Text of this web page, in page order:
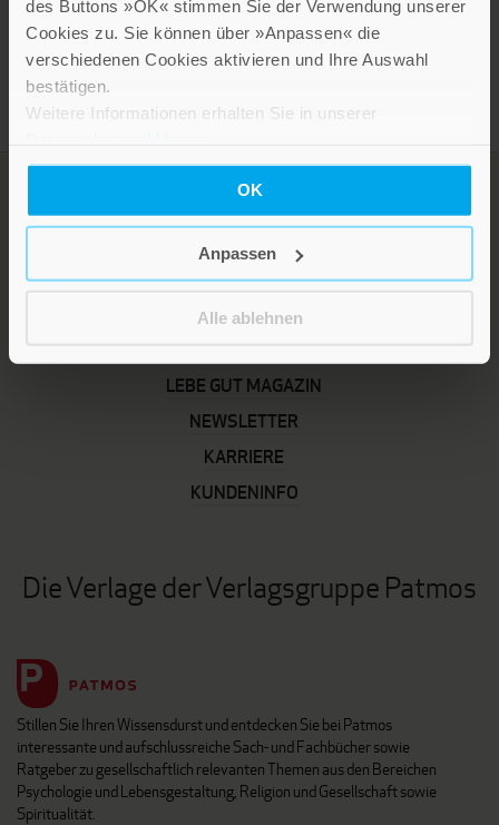
des Buttons »OK« stimmen Sie der Verwendung unserer
Cookies zu. Sie können über »Anpassen« die
verschiedenen Cookies aktivieren und Ihre Auswahl
bestätigen.
Weitere Informationen erhalten Sie in unserer
OK
Anpassen
Alle ablehnen
LEBE GUT MAGAZIN
NEWSLETTER
KARRIERE
KUNDENINFO
Die Verlage der Verlagsgruppe Patmos
Stillen Sie Ihren Wissensdurst und entdecken Sie bei Patmos
interessante und aufschlussreiche Sach- und Fachbücher sowie
Ratgeber zu gesellschaftlich relevanten Themen aus den Bereichen
Psychologie und Lebensgestaltung, Religion und Gesellschaft sowie
Spiritualität.